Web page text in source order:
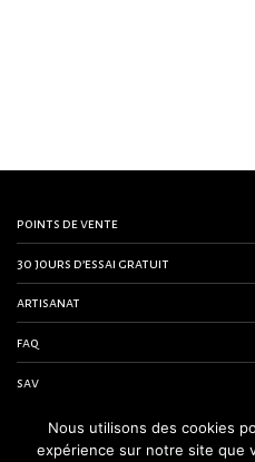
points de vente
30 jours d’essai gratuit
artisanat
faq
sav
contactez-nous
Nous utilisons des cookies
expérience sur notre site que